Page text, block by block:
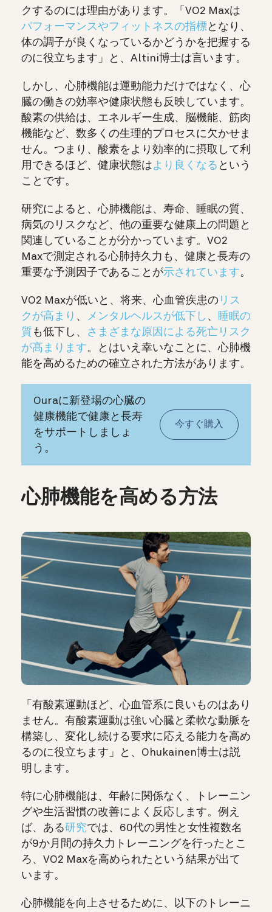
クするのには理由があります。「VO2 Maxは
パフォーマンスやフィットネスの指標となり、
体の調子が良くなっているかどうかを把握する
のに役立ちます」と、Altini博士は言います。
しかし、心肺機能は運動能力だけではなく、心
臓の働きの効率や健康状態も反映しています。
酸素の供給は、エネルギー生成、脳機能、筋肉
機能など、数多くの生理的プロセスに欠かせま
せん。つまり、酸素をより効率的に摂取して利
用できるほど、健康状態はより良くなる という
ことです。
研究によると、心肺機能は、寿命、睡眠の質、
病気のリスクなど、他の重要な健康上の問題と
関連していることが分かっています。VO2
Maxで測定される心肺持久力も、健康と長寿の
重要な予測因子であることが示されています。
VO2 Maxが低いと、将来、心血管疾患の リス
クが高まり 、 メンタルヘルスが低下し 、
睡眠の
質も低下し、
さまざまな原因による死亡リスク
が高まります。とはいえ幸いなことに、心肺機
能を高めるための確立された方法があります。
Ouraに新登場の心臓の
健康機能で健康と長寿
をサポートしましょ
う。
今すぐ購入
心肺機能を高める方法
「有酸素運動ほど、心血管系に良いものはあり
ません。有酸素運動は強い心臓と柔軟な動脈を
構築し、変化し続ける要求に応える能力を高め
るのに役立ちます」と、Ohukainen博士は説
明します。
特に心肺機能は、年齢に関係なく、トレーニン
グや生活習慣の改善によく反応します。例え
ば、ある研究では、60代の男性と女性複数名
が9か月間の持久力トレーニングを行ったとこ
ろ、VO2 Maxを高められたという結果が出て
います。
心肺機能を向上させるために、以下のトレーニ